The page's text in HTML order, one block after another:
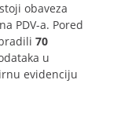
obaveza
PDV-a. Pored
70
u
evidenciju